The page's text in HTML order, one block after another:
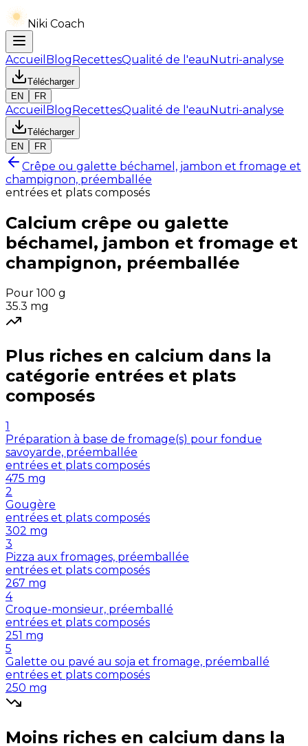
Niki Coach
Accueil BlogRecettesQualité de l'eauNutri-analyse
Télécharger
EN
FR
Accueil BlogRecettesQualité de l'eauNutri-analyse
Télécharger
EN
FR
Crêpe ou galette béchamel, jambon et fromage et
champignon, préemballée
entrées et plats composés
Calcium crêpe ou galette
béchamel, jambon et fromage et
champignon, préemballée
Pour 100 g
35.3 mg
Plus riches en calcium dans la
catégorie entrées et plats
composés
1
Préparation à base de fromage(s) pour fondue
savoyarde, préemballée
entrées et plats composés
475 mg
2
Gougère
entrées et plats composés
302 mg
3
Pizza aux fromages, préemballée
entrées et plats composés
267 mg
4
Croque-monsieur, préemballé
entrées et plats composés
251 mg
5
Galette ou pavé au soja et fromage, préemballé
entrées et plats composés
250 mg
Moins riches en calcium dans la